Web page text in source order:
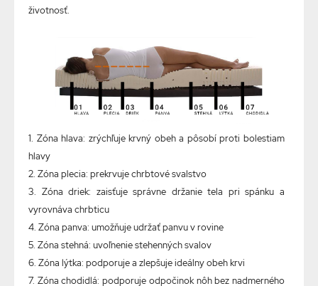
životnosť.
1. Zóna hlava: zrýchľuje krvný obeh a pôsobí proti bolestiam
hlavy
2. Zóna plecia: prekrvuje chrbtové svalstvo
3. Zóna driek: zaisťuje správne držanie tela pri spánku a
vyrovnáva chrbticu
4. Zóna panva: umožňuje udržať panvu v rovine
5. Zóna stehná: uvoľnenie stehenných svalov
6. Zóna lýtka: podporuje a zlepšuje ideálny obeh krvi
7. Zóna chodidlá: podporuje odpočinok nôh bez nadmerného